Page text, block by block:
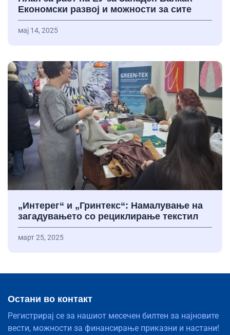
Економски развој и можности за сите
мај 14, 2025
„Интерег“ и „Гринтекс“: Намалување на
загадувањето со рециклирање текстил
март 25, 2025
Остани во контакт
Регистрирај се за нашиот месечен билтен за најновите
вести, можности за финансирање приказни и настани!